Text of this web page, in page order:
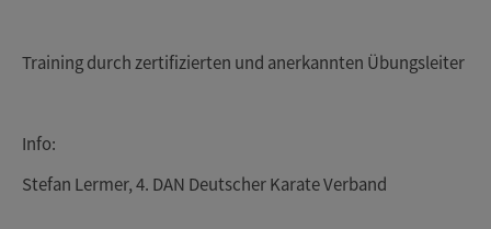
Training durch zertifizierten und anerkannten Übungsleiter
Info:
Stefan Lermer, 4. DAN Deutscher Karate Verband